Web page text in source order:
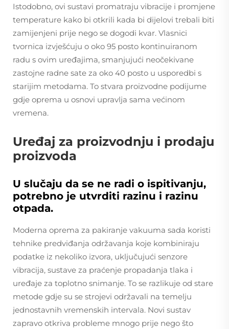
Istodobno, ovi sustavi promatraju vibracije i promjene
temperature kako bi otkrili kada bi dijelovi trebali biti
zamijenjeni prije nego se dogodi kvar. Vlasnici
tvornica izvješćuju o oko 95 posto kontinuiranom
radu s ovim uređajima, smanjujući neočekivane
zastojne radne sate za oko 40 posto u usporedbi s
starijim metodama. To stvara proizvodne podijume
gdje oprema u osnovi upravlja sama većinom
vremena.
Uređaj za proizvodnju i prodaju
proizvoda
U slučaju da se ne radi o ispitivanju,
potrebno je utvrditi razinu i razinu
otpada.
Moderna oprema za pakiranje vakuuma sada koristi
tehnike predviđanja održavanja koje kombiniraju
podatke iz nekoliko izvora, uključujući senzore
vibracija, sustave za praćenje propadanja tlaka i
uređaje za toplotno snimanje. To se razlikuje od stare
metode gdje su se strojevi održavali na temelju
jednostavnih vremenskih intervala. Novi sustav
zapravo otkriva probleme mnogo prije nego što